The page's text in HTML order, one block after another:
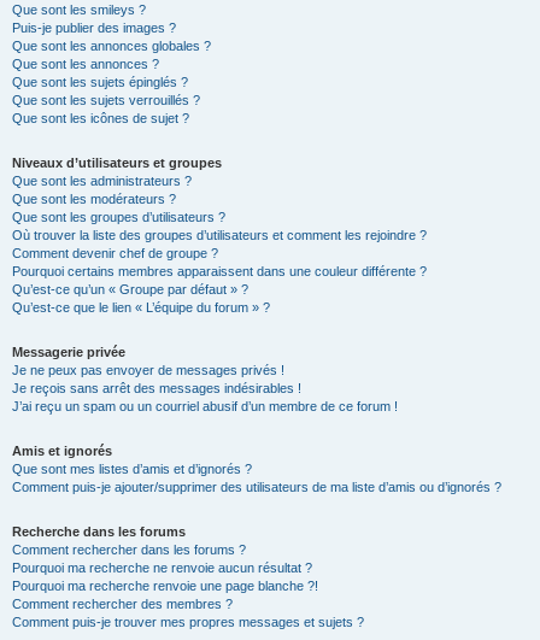
Que sont les smileys ?
Puis-je publier des images ?
Que sont les annonces globales ?
Que sont les annonces ?
Que sont les sujets épinglés ?
Que sont les sujets verrouillés ?
Que sont les icônes de sujet ?
Niveaux d’utilisateurs et groupes
Que sont les administrateurs ?
Que sont les modérateurs ?
Que sont les groupes d’utilisateurs ?
Où trouver la liste des groupes d’utilisateurs et comment les rejoindre ?
Comment devenir chef de groupe ?
Pourquoi certains membres apparaissent dans une couleur différente ?
Qu’est-ce qu’un « Groupe par défaut » ?
Qu’est-ce que le lien « L’équipe du forum » ?
Messagerie privée
Je ne peux pas envoyer de messages privés !
Je reçois sans arrêt des messages indésirables !
J’ai reçu un spam ou un courriel abusif d’un membre de ce forum !
Amis et ignorés
Que sont mes listes d’amis et d’ignorés ?
Comment puis-je ajouter/supprimer des utilisateurs de ma liste d’amis ou d’ignorés ?
Recherche dans les forums
Comment rechercher dans les forums ?
Pourquoi ma recherche ne renvoie aucun résultat ?
Pourquoi ma recherche renvoie une page blanche ?!
Comment rechercher des membres ?
Comment puis-je trouver mes propres messages et sujets ?